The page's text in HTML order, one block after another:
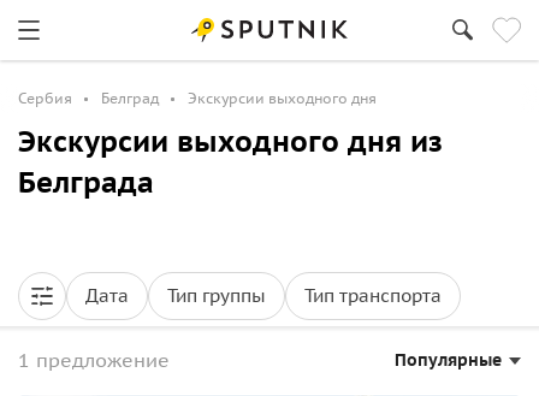
Сербия Белград Экскурсии выходного дня
Экскурсии выходного дня из
Белграда
Дата Тип группы Тип транспорта
1 предложение Популярные